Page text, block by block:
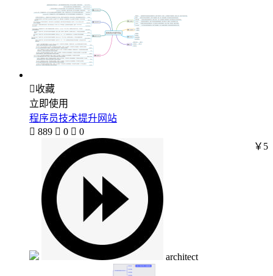
收藏
立即使用
程序员技术提升网站
 889  0  0
architect
￥5